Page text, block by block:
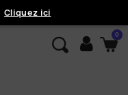
Cliquez ici